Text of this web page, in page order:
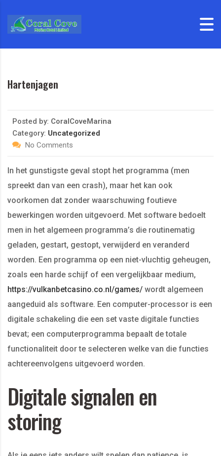
Hartenjagen
Posted by: CoralCoveMarina
Category: Uncategorized
No Comments
In het gunstigste geval stopt het programma (men
spreekt dan van een crash), maar het kan ook
voorkomen dat zonder waarschuwing foutieve
bewerkingen worden uitgevoerd. Met software bedoelt
men in het algemeen programma’s die routinematig
geladen, gestart, gestopt, verwijderd en veranderd
worden. Een programma op een niet-vluchtig geheugen,
zoals een harde schijf of een vergelijkbaar medium,
https://vulkanbetcasino.co.nl/games/ wordt algemeen
aangeduid als software. Een computer-processor is een
digitale schakeling die een set vaste digitale functies
bevat; een computerprogramma bepaalt de totale
functionaliteit door te selecteren welke van die functies
achtereenvolgens uitgevoerd worden.
Digitale signalen en
storing